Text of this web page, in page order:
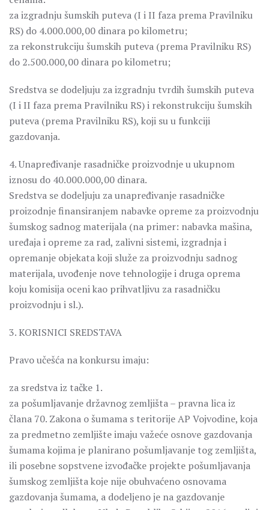
za izgradnju šumskih puteva (I i II faza prema Pravilniku
RS) do 4.000.000,00 dinara po kilometru;
za rekonstrukciju šumskih puteva (prema Pravilniku RS)
do 2.500.000,00 dinara po kilometru;
Sredstva se dodeljuju za izgradnju tvrdih šumskih puteva
(I i II faza prema Pravilniku RS) i rekonstrukciju šumskih
puteva (prema Pravilniku RS), koji su u funkciji
gazdovanja.
4. Unapređivanje rasadničke proizvodnje u ukupnom
iznosu do 40.000.000,00 dinara.
Sredstva se dodeljuju za unapređivanje rasadničke
proizodnje finansiranjem nabavke opreme za proizvodnju
šumskog sadnog materijala (na primer: nabavka mašina,
uređaja i opreme za rad, zalivni sistemi, izgradnja i
opremanje objekata koji služe za proizvodnju sadnog
materijala, uvođenje nove tehnologije i druga oprema
koju komisija oceni kao prihvatljivu za rasadničku
proizvodnju i sl.).
3. KORISNICI SREDSTAVA
Pravo učešća na konkursu imaju:
za sredstva iz tačke 1.
za pošumljavanje državnog zemljišta – pravna lica iz
člana 70. Zakona o šumama s teritorije AP Vojvodine, koja
za predmetno zemljište imaju važeće osnove gazdovanja
šumama kojima je planirano pošumljavanje tog zemljišta,
ili posebne sopstvene izvođačke projekte pošumljavanja
šumskog zemljišta koje nije obuhvaćeno osnovama
gazdovanja šumama, a dodeljeno je na gazdovanje